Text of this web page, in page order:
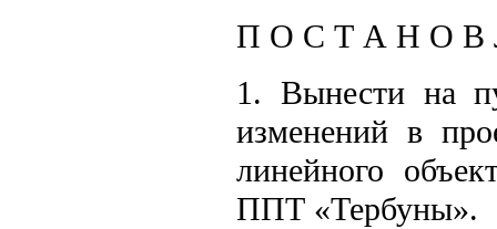
П О С Т А Н О В
1. Вынести на
изменений в
линейного
ППТ «Тербуны».